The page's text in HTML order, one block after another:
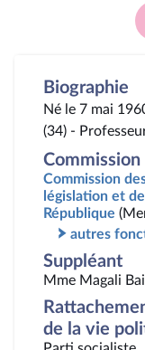
Biographie
Né le 7 mai
(34) -
Commission
Commission
législation et
République
autres
Suppléant
Mme Magali
de la vie